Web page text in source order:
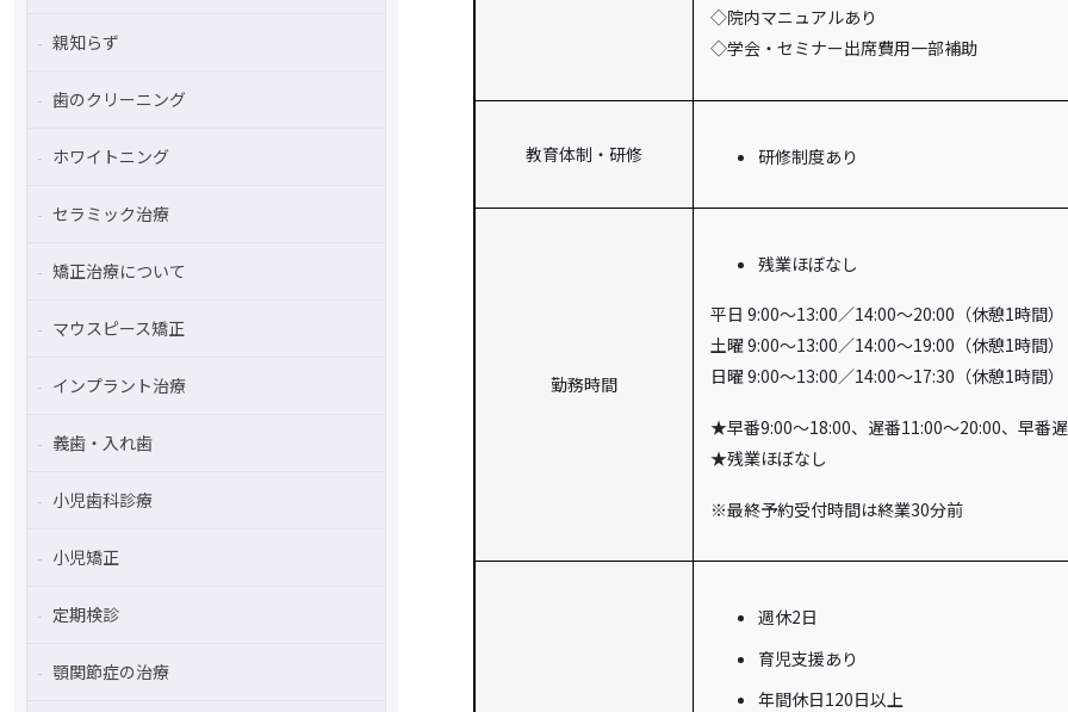
◇院内マニュアルあり
◇学会・セミナー出席費用一部補助
教育体制・研修 研修制度あり
勤務時間
残業ほぼなし
平日 9:00～13:00／14:00～20:00（休憩1時間）
土曜 9:00～13:00／14:00～19:00（休憩1時間）
日曜 9:00～13:00／14:00～17:30（休憩1時間）
★早番9:00～18:00、遅番11:00～20:00、早番
★残業ほぼなし
※最終予約受付時間は終業30分前
週休2日
育児支援あり
年間休日120日以上
親知らず
歯のクリーニング
ホワイトニング
セラミック治療
矯正治療について
マウスピース矯正
インプラント治療
義歯・入れ歯
小児歯科診療
小児矯正
定期検診
顎関節症の治療